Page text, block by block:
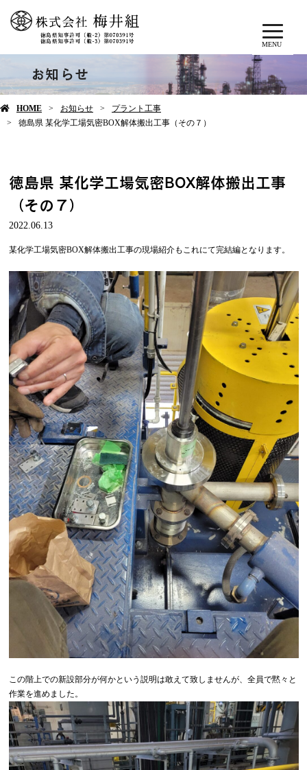
MENU
お知らせ
HOME お知らせ
プラント工事
徳島県 某化学工場気密BOX解体搬出工事（その７）
徳島県 某化学工場気密BOX解体搬出工事
（その７）
2022.06.13
某化学工場気密BOX解体搬出工事の現場紹介もこれにて完結編となります。
この階上での新設部分が何かという説明は敢えて致しませんが、全員で黙々と
作業を進めました。